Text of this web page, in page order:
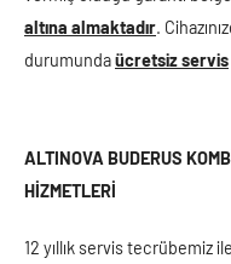
altına almaktadır.
durumundaücretsiz servis
ALTINOVA BUDERUS
HİZMETLERİ
12 yıllık servis tecrübemiz